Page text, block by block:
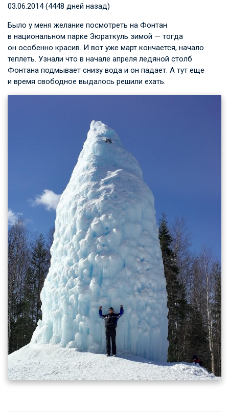
03.06.2014 (4448 дней назад)
Было у меня желание посмотреть на Фонтан
в национальном парке Зюраткуль зимой — тогда
он особенно красив. И вот уже март кончается, начало
теплеть. Узнали что в начале апреля ледяной столб
Фонтана подмывает снизу вода и он падает. А тут еще
и время свободное выдалось решили ехать.